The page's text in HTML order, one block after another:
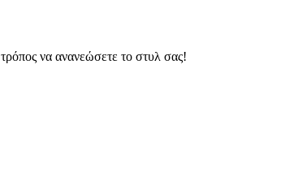
να ανανεώσετε το στυλ σας!